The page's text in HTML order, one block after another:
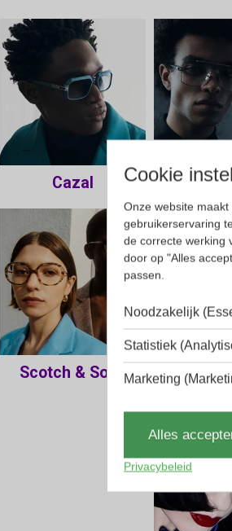
Cookie
Onze website
gebruikerservaring
de correcte werking
door op "Alles
passen.
Noodzakelijk
Statistiek
Marketing
Alles
Privacybeleid